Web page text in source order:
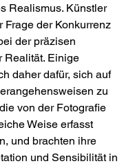
Realismus. Künstler
Frage der Konkurrenz
der präzisen
Realität. Einige
daher dafür, sich auf
zu
von der Fotografie
Weise erfasst
und brachten ihre
und Sensibilität in